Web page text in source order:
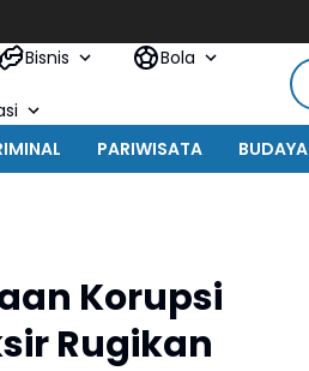
Bisnis Bola
PARIWISATA BUDAYA
Korupsi
Rugikan